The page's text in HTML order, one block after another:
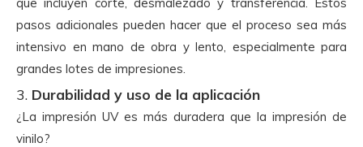
pasos adicionales pueden hacer que el proceso sea más
intensivo en mano de obra y lento, especialmente para
grandes lotes de impresiones.
3. Durabilidad y uso de la aplicación
¿La impresión UV es más duradera que la impresión de
vinilo?